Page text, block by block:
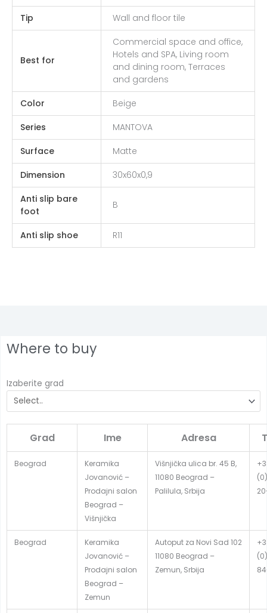
Tip
Wall and floor tile
Best for
Commercial space and office,
Hotels and SPA, Living room
and dining room, Terraces
and gardens
Color
Beige
Series
MANTOVA
Surface
Matte
Dimension
30x60x0,9
Anti slip bare
foot
B
Anti slip shoe R11
Where to buy
Izaberite grad
Grad Ime Adresa
Beograd
Keramika
Jovanović –
Prodajni salon
Beograd –
Višnjička
Višnjička ulica br. 45 B,
11080 Beograd –
Palilula, Srbija
Beograd
Keramika
Jovanović –
Prodajni salon
Beograd –
Zemun
Autoput za Novi Sad 102
11080 Beograd –
Zemun, Srbija